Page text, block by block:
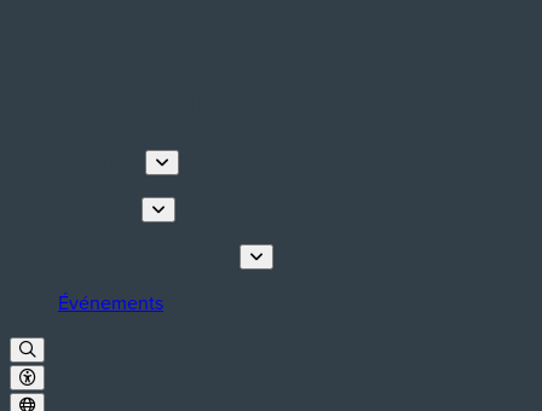
Événements